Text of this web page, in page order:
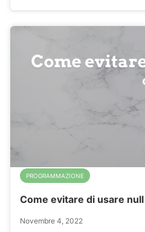
PROGRAMMAZIONE
Come evitare di usare
Novembre 4, 2022